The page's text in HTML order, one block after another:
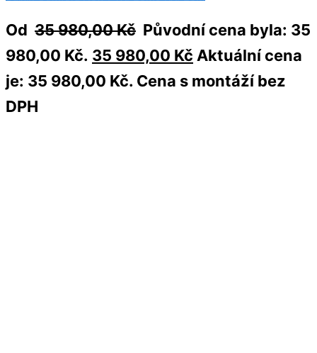
Od 35 980,00Kč Původní cena byla: 35
980,00 Kč. 35 980,00 Kč Aktuální cena
je: 35 980,00 Kč. Cena s montáží bez
DPH